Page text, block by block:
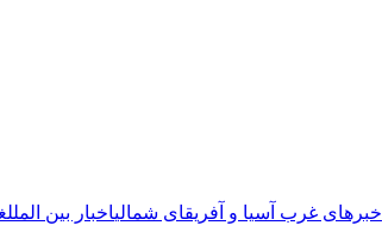
خبرهای غرب آسیا و آفریقای شمالیاخبار بین الملل